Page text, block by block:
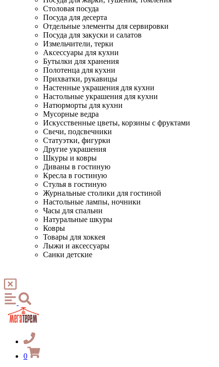
Столовая посуда
Посуда для десерта
Отдельные элементы для сервировки
Посуда для закуски и салатов
Измельчители, терки
Аксессуары для кухни
Бутылки для хранения
Полотенца для кухни
Прихватки, рукавицы
Настенные украшения для кухни
Настольные украшения для кухни
Натюрморты для кухни
Мусорные ведра
Искусственные цветы, корзины с фруктами
Свечи, подсвечники
Статуэтки, фигурки
Другие украшения
Шкуры и ковры
Диваны в гостиную
Кресла в гостиную
Стулья в гостиную
Журнальные столики для гостиной
Настольные лампы, ночники
Часы для спальни
Натуральные шкуры
Ковры
Товары для хоккея
Лыжи и аксессуары
Санки детские
0